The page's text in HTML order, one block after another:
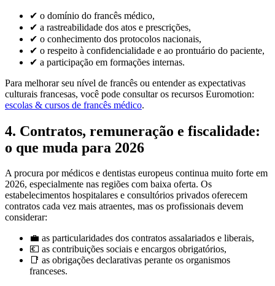
✔ o domínio do francês médico,
✔ a rastreabilidade dos atos e prescrições,
✔ o conhecimento dos protocolos nacionais,
✔ o respeito à confidencialidade e ao prontuário do paciente,
✔ a participação em formações internas.
Para melhorar seu nível de francês ou entender as expectativas
culturais francesas, você pode consultar os recursos Euromotion:
escolas & cursos de francês médico.
4. Contratos, remuneração e fiscalidade:
o que muda para 2026
A procura por médicos e dentistas europeus continua muito forte em
2026, especialmente nas regiões com baixa oferta. Os
estabelecimentos hospitalares e consultórios privados oferecem
contratos cada vez mais atraentes, mas os profissionais devem
considerar:
💼 as particularidades dos contratos assalariados e liberais,
💶 as contribuições sociais e encargos obrigatórios,
📑 as obrigações declarativas perante os organismos
franceses.